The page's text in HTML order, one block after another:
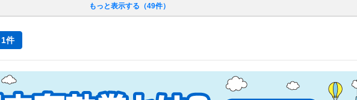
もっと表示する（49件）
件